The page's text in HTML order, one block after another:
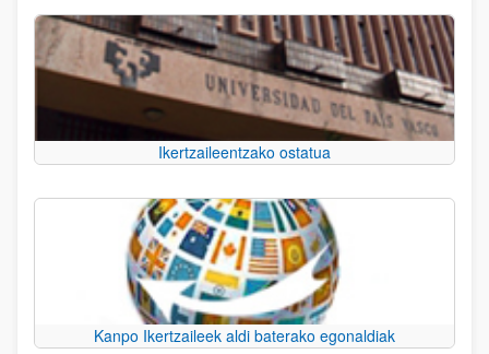
Ikertzaileentzako ostatua
Kanpo Ikertzaileek aldi baterako egonaldiak